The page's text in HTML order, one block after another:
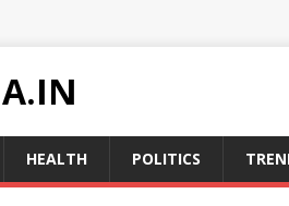
HEALTH POLITICS